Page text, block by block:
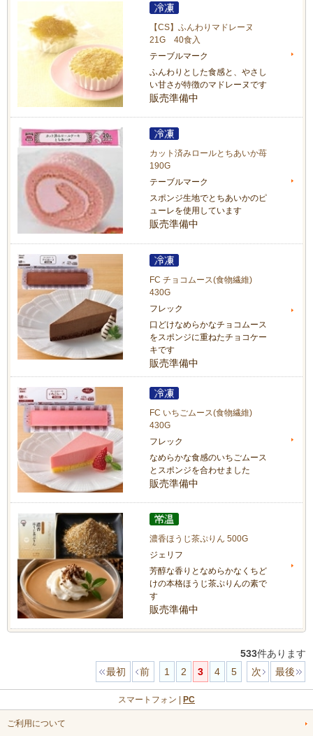
【CS】ふんわりマドレーヌ
21G 40食入
テーブルマーク
ふんわりとした食感と、やさし
い甘さが特徴のマドレーヌです
販売準備中
カット済みロールとちあいか苺
190G
テーブルマーク
スポンジ生地でとちあいかのピ
ューレを使用しています
販売準備中
FC チョコムース(食物繊維)
430G
フレック
口どけなめらかなチョコムース
をスポンジに重ねたチョコケー
キです
販売準備中
FC いちごムース(食物繊維)
430G
フレック
なめらかな食感のいちごムース
とスポンジを合わせました
販売準備中
濃香ほうじ茶ぷりん 500G
ジェリフ
芳醇な香りとなめらかなくちど
けの本格ほうじ茶ぷりんの素で
す
販売準備中
533件あります
最初
前 1 2 3 4 5 次 最後
スマートフォン | PC
ご利用について